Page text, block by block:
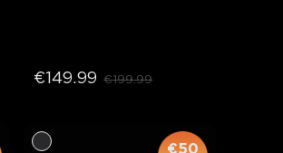
€149.99 €199.99
€50